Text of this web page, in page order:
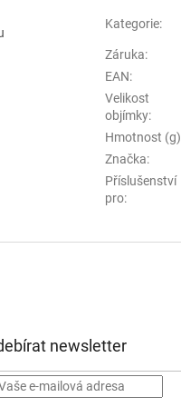
Kategorie:
Záruka:
EAN:
Velikost
objímky:
Hmotnost (g)
Značka:
Příslušenství
pro:
newsletter